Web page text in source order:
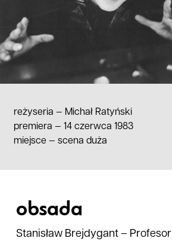
reżyseria — Michał Ratyński
premiera — 14 czerwca 1983
miejsce — scena duża
obsada
Stanisław Brejdygant – Profesor